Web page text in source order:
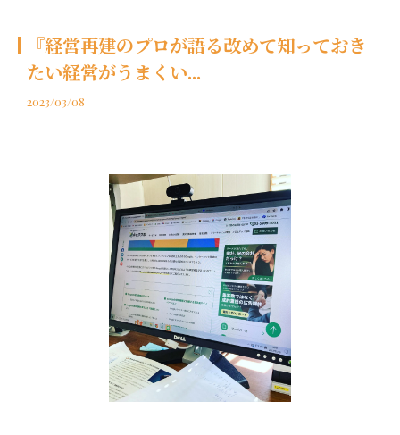
『経営再建のプロが語る改めて知っておき
たい経営がうまくい...
2023/03/08